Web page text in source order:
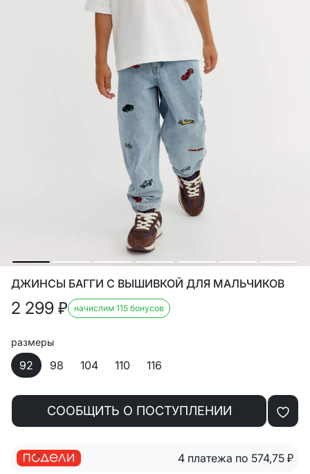
ДЖИНСЫ БАГГИ С ВЫШИВКОЙ ДЛЯ МАЛЬЧИКОВ
2 299 ₽ начислим 115 бонусов
размеры
92 98 104 110 116
СООБЩИТЬ О ПОСТУПЛЕНИИ
4 платежа по 574,75 ₽